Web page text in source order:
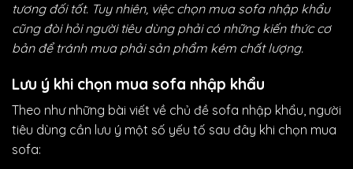
tương đối tốt. Tuy nhiên, việc chọn mua sofa nhập khẩu
cũng đòi hỏi người tiêu dùng phải có những kiến thức cơ
bản để tránh mua phải sản phẩm kém chất lượng.
Lưu ý khi chọn mua sofa nhập khẩu
Theo như những bài viết về chủ đề sofa nhập khẩu, người
tiêu dùng cần lưu ý một số yếu tố sau đây khi chọn mua
sofa: